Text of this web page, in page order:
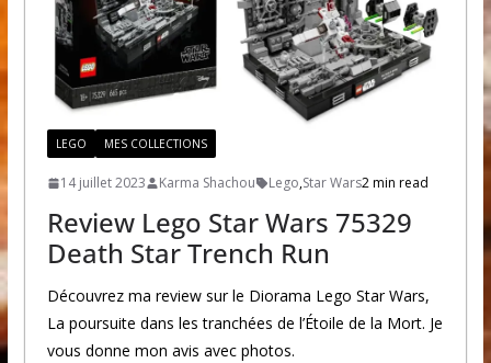
LEGO MES COLLECTIONS
14 juillet 2023 Karma Shachou Lego,Star Wars2 min read
Review Lego Star Wars 75329
Death Star Trench Run
Découvrez ma review sur le Diorama Lego Star Wars,
La poursuite dans les tranchées de l’Étoile de la Mort. Je
vous donne mon avis avec photos.